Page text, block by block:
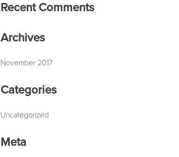
Recent Comments
Archives
November 2017
Categories
Uncategorized
Meta